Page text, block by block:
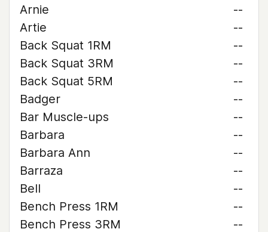
Arnie
--
Artie
--
Back Squat 1RM
--
Back Squat 3RM
--
Back Squat 5RM
--
Badger
--
Bar Muscle-ups
--
Barbara
--
Barbara Ann
--
Barraza
--
Bell
--
Bench Press 1RM
--
Bench Press 3RM
--